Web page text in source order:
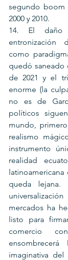
segundo
2000 y 2010.
14. El daño
entronización
como
quedó saneado
de 2021 y el
enorme (la
no es de
políticos
mundo,
realismo
instrumento
realidad
queda lejana.
mercados ha
listo para
comercio
imaginativa